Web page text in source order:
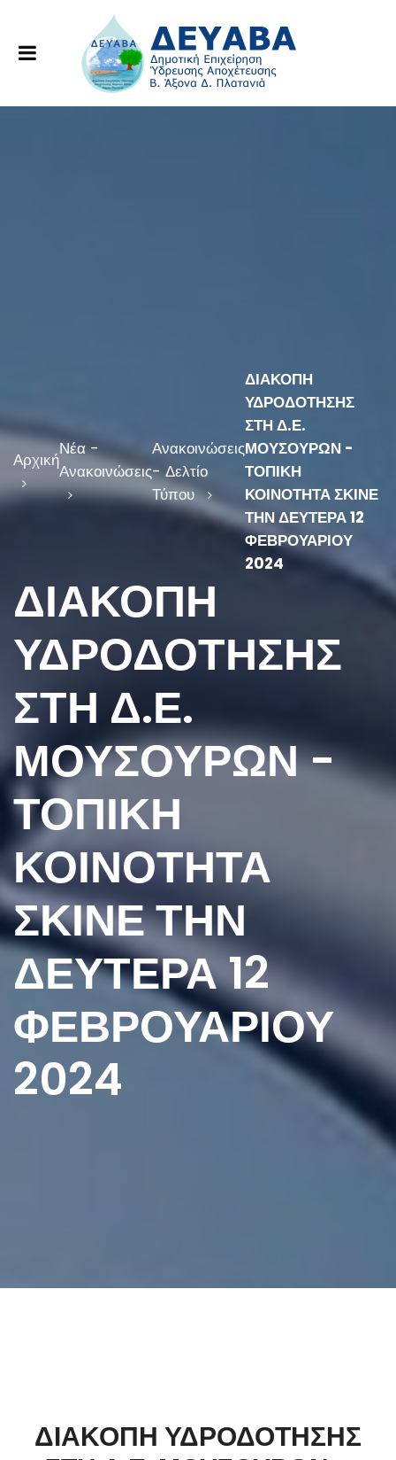
Αρχική
Νέα -
Ανακοινώσεις
Ανακοινώσεις
- Δελτίο
Τύπου
ΔΙΑΚΟΠΗ
ΥΔΡΟΔΟΤΗΣΗΣ
ΣΤΗ Δ.Ε.
ΜΟΥΣΟΥΡΩΝ -
ΤΟΠΙΚΗ
ΚΟΙΝΟΤΗΤΑ ΣΚΙΝΕ
ΤΗΝ ΔΕΥΤΕΡΑ 12
ΦΕΒΡΟΥΑΡΙΟΥ
2024
ΔΙΑΚΟΠΗ
ΥΔΡΟΔΟΤΗΣΗΣ
ΣΤΗ Δ.Ε.
ΜΟΥΣΟΥΡΩΝ -
ΤΟΠΙΚΗ
ΚΟΙΝΟΤΗΤΑ
ΣΚΙΝΕ ΤΗΝ
ΔΕΥΤΕΡΑ 12
ΦΕΒΡΟΥΑΡΙΟΥ
2024
ΔΙΑΚΟΠΗ ΥΔΡΟΔΟΤΗΣΗΣ